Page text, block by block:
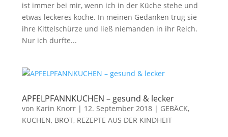
ist immer bei mir, wenn ich in der Küche stehe und
etwas leckeres koche. In meinen Gedanken trug sie
ihre Kittelschürze und ließ niemanden in ihr Reich.
Nur ich durfte...
APFELPFANNKUCHEN – gesund & lecker
von Karin Knorr| 12. September 2018| GEBÄCK,
KUCHEN, BROT, REZEPTE AUS DER KINDHEIT